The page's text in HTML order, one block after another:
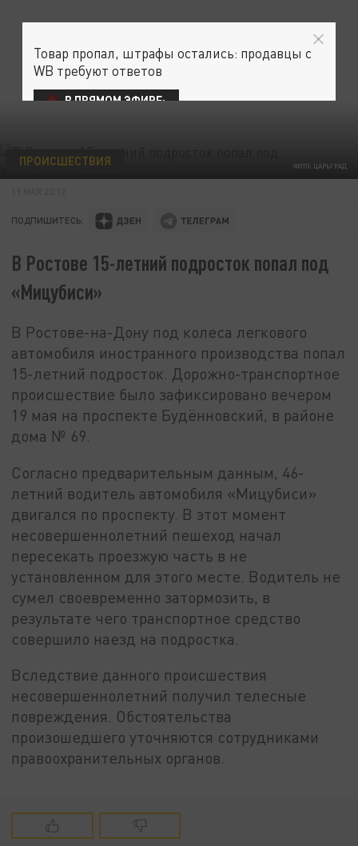
ФОТО: ЦАРЬГРАД
ПРОИСШЕСТВИЯ
ПОДПИШИТЕСЬ:
В Ростове 15-летний подросток попал под
«Мицубиси»
В Ростове-на-Дону под колеса легкового
автомобиля иностранного производства попал
15-летний подросток. Дорожно-транспортное
происшествие было зафиксировано вечером
19 мая на проспекте Будённовский, в районе
дома № 69.
Согласно предварительным данным, 46-
летний водитель автомобиля «Мицубиси»
двигался по проспекту. В этот момент
несовершеннолетний пешеход начал
пересекать проезжую часть в не
установленном для этого месте. Водитель не
сумел своевременно затормозить, в
результате чего транспортное средство
совершило наезд на подростка.
Вследствие данного происшествия
несовершеннолетний получил телесные
повреждения. Обстоятельства
произошедшего уточняются сотрудниками
правоохранительных органов.
Товар пропал, штрафы остались: продавцы с
WB требуют ответов
В ПРЯМОМ ЭФИРЕ: